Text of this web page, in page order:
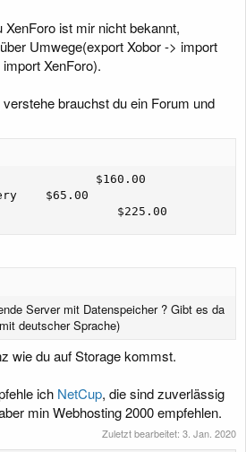
ist mir nicht bekannt,
Umwege(export Xobor -> import
XenForo).
brauchst du ein Forum und
$160.00
$65.00
$225.00
Server mit Datenspeicher ? Gibt es da
deutscher Sprache)
wie du auf Storage kommst.
ich NetCup, die sind zuverlässig
min Webhosting 2000 empfehlen.
Zuletzt bearbeitet: 3. Jan. 2020